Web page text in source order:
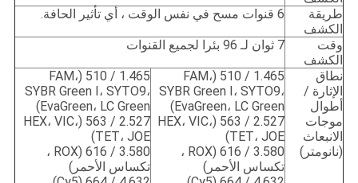
طريقة
الكشف
6 قنوات مسح في نفس الوقت ، أي تأثير الحافة.
وقت
الكشف
7 ثوان لـ 96 بئرا لجميع القنوات
نطاق
الإثارة /
أطوال
موجات
الانبعاث
(نانومتر)
1.465 / 510 (FAM،
SYBR Green I، SYTO9،
EvaGreen، LC Green)
2.527 / 563 (HEX، VIC،
TET، JOE)
3.580 / 616 (ROX ،
تكساس الأحمر)
1.465 / 510 (FAM،
SYBR Green I، SYTO9،
EvaGreen، LC Green)
2.527 / 563 (HEX، VIC،
TET، JOE)
3.580 / 616 (ROX ،
تكساس الأحمر)